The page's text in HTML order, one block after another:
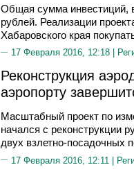
Общая сумма инвестиций,
рублей. Реализации
Хабаровского края
17 Февраля 2016, 12:18 |
Реконструкция
аэропорту
Масштабный проект по
начался с реконструкции
двух взлетно-посадочных
17 Февраля 2016, 12:11 |